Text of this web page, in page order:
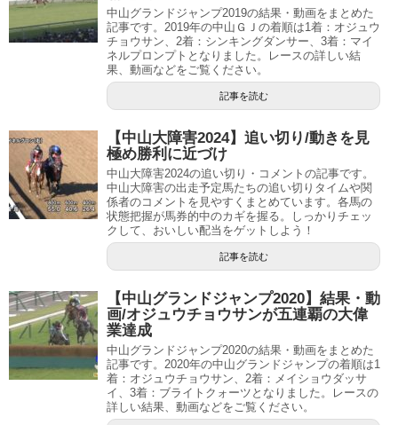
中山グランドジャンプ2019の結果・動画をまとめた
記事です。2019年の中山ＧＪの着順は1着：オジュウ
チョウサン、2着：シンキングダンサー、3着：マイ
ネルプロンプトとなりました。レースの詳しい結
果、動画などをご覧ください。
記事を読む
【中山大障害2024】追い切り/動きを見
極め勝利に近づけ
中山大障害2024の追い切り・コメントの記事です。
中山大障害の出走予定馬たちの追い切りタイムや関
係者のコメントを見やすくまとめています。各馬の
状態把握が馬券的中のカギを握る。しっかりチェッ
クして、おいしい配当をゲットしよう！
記事を読む
【中山グランドジャンプ2020】結果・動
画/オジュウチョウサンが五連覇の大偉
業達成
中山グランドジャンプ2020の結果・動画をまとめた
記事です。2020年の中山グランドジャンプの着順は1
着：オジュウチョウサン、2着：メイショウダッサ
イ、3着：ブライトクォーツとなりました。レースの
詳しい結果、動画などをご覧ください。